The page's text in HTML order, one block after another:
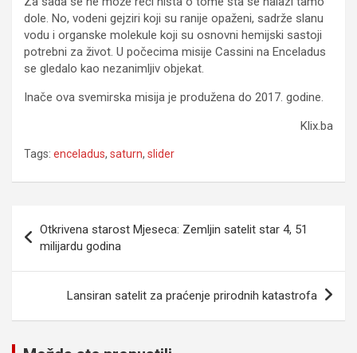
dole. No, vodeni gejziri koji su ranije opaženi, sadrže slanu
vodu i organske molekule koji su osnovni hemijski sastoji
potrebni za život. U počecima misije Cassini na Enceladus
se gledalo kao nezanimljiv objekat.
Inače ova svemirska misija je produžena do 2017. godine.
Klix.ba
Tags: enceladus, saturn, slider
članaka
Otkrivena starost Mjeseca: Zemljin satelit star 4, 51
milijardu godina
Lansiran satelit za praćenje prirodnih katastrofa